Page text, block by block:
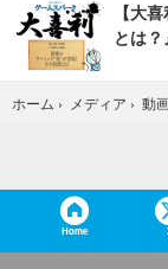
【大
とは？
ホーム › メディア › 動
Home